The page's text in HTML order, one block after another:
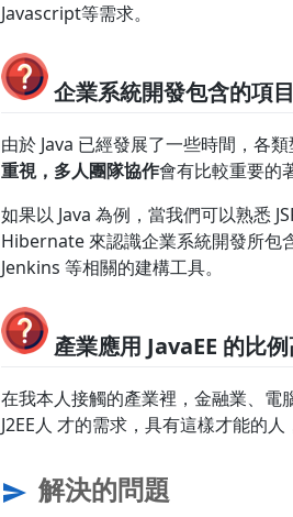
Javascript等需求。
企業系統開發包含的項
由於 Java 已經發展了一些時間，各
重視，多人團隊協作會有比較重要的
如果以 Java 為例，當我們可以熟悉
Hibernate 來認識企業系統開發所包
Jenkins 等相關的建構工具。
產業應用 JavaEE 的比
在我本人接觸的產業裡，金融業、電
J2EE人 才的需求，具有這樣才能的人
send 解決的問題